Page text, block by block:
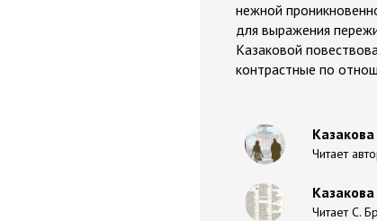
нежной
для выражения
Казаковой
контрастные по
Читает
Читает С.